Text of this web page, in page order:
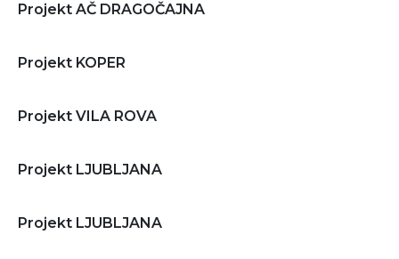
Projekt AČ DRAGOČAJNA
Projekt KOPER
Projekt VILA ROVA
Projekt LJUBLJANA
Projekt LJUBLJANA